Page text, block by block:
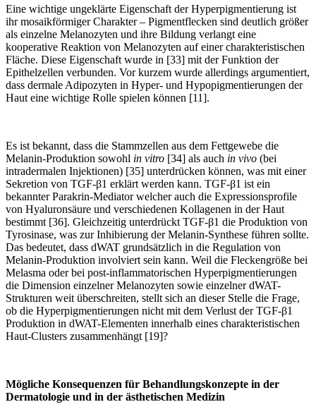
Eine wichtige ungeklärte Eigenschaft der Hyperpigmentierung ist
ihr mosaikförmiger Charakter – Pigmentflecken sind deutlich größer
als einzelne Melanozyten und ihre Bildung verlangt eine
kooperative Reaktion von Melanozyten auf einer charakteristischen
Fläche. Diese Eigenschaft wurde in [33] mit der Funktion der
Epithelzellen verbunden. Vor kurzem wurde allerdings argumentiert,
dass dermale Adipozyten in Hyper- und Hypopigmentierungen der
Haut eine wichtige Rolle spielen können [11].
Es ist bekannt, dass die Stammzellen aus dem Fettgewebe die
Melanin-Produktion sowohl in vitro [34] als auch in vivo (bei
intradermalen Injektionen) [35] unterdrücken können, was mit einer
Sekretion von TGF-β1 erklärt werden kann. TGF-β1 ist ein
bekannter Parakrin-Mediator welcher auch die Expressionsprofile
von Hyaluronsäure und verschiedenen Kollagenen in der Haut
bestimmt [36]. Gleichzeitig unterdrückt TGF-β1 die Produktion von
Tyrosinase, was zur Inhibierung der Melanin-Synthese führen sollte.
Das bedeutet, dass dWAT grundsätzlich in die Regulation von
Melanin-Produktion involviert sein kann. Weil die Fleckengröße bei
Melasma oder bei post-inflammatorischen Hyperpigmentierungen
die Dimension einzelner Melanozyten sowie einzelner dWAT-
Strukturen weit überschreiten, stellt sich an dieser Stelle die Frage,
ob die Hyperpigmentierungen nicht mit dem Verlust der TGF-β1
Produktion in dWAT-Elementen innerhalb eines charakteristischen
Haut-Clusters zusammenhängt [19]?
Mögliche Konsequenzen für Behandlungskonzepte in der
Dermatologie und in der ästhetischen Medizin